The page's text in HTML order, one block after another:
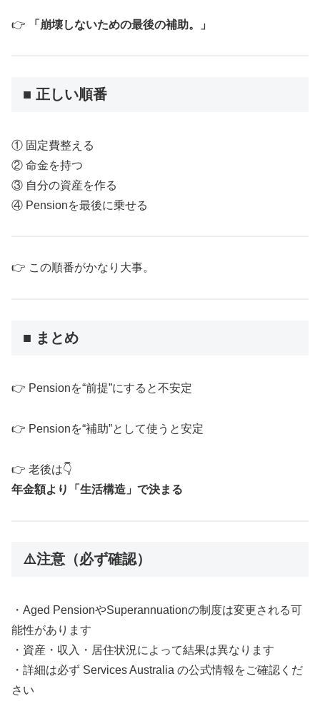
👉 「崩壊しないための最後の補助。」
■ 正しい順番
① 固定費整える
② 命金を持つ
③ 自分の資産を作る
④ Pensionを最後に乗せる
👉 この順番がかなり大事。
■ まとめ
👉 Pensionを“前提”にすると不安定
👉 Pensionを“補助”として使うと安定
👉 老後は👇
年金額より「生活構造」で決まる
⚠️注意（必ず確認）
・Aged PensionやSuperannuationの制度は変更される可
能性があります
・資産・収入・居住状況によって結果は異なります
・詳細は必ず Services Australia の公式情報をご確認くだ
さい